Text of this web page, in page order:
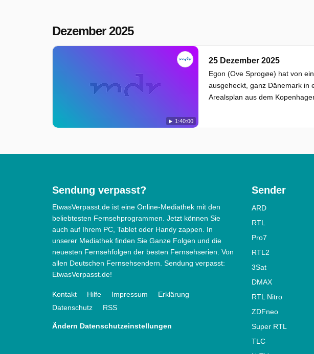
Dezember 2025
1:40:00
25 Dezember 2025
Egon (Ove Sprogøe) hat von
ausgeheckt, ganz Dänemark in
Arealsplan aus dem
Sendung verpasst?
EtwasVerpasst.de ist eine Online-Mediathek mit den
beliebtesten Fernsehprogrammen. Jetzt können Sie
auch auf Ihrem PC, Tablet oder Handy zappen. In
unserer Mediathek finden Sie Ganze Folgen und die
neuesten Fernsehfolgen der besten Fernsehserien. Von
allen Deutschen Fernsehsendern. Sendung verpasst:
EtwasVerpasst.de!
Kontakt Hilfe Impressum
Erklärung
Datenschutz
RSS
Ändern Datenschutzeinstellungen
Sender
ARD
RTL
Pro7
RTL2
3Sat
DMAX
RTL Nitro
ZDFneo
Super RTL
TLC